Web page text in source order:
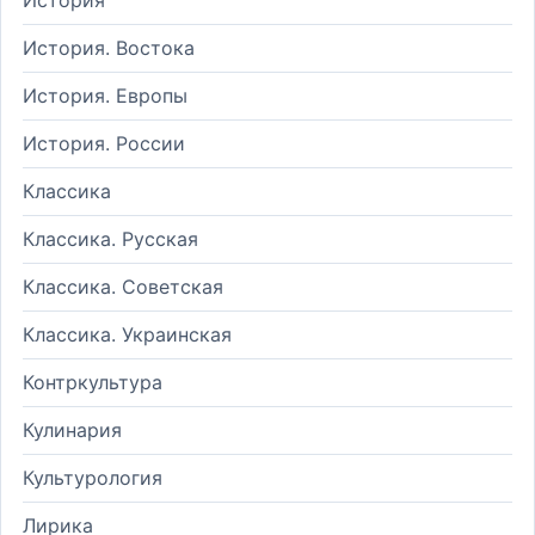
История. Востока
История. Европы
История. России
Классика
Классика. Русская
Классика. Советская
Классика. Украинская
Контркультура
Кулинария
Культурология
Лирика